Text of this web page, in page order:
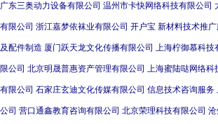
广东三奥动力设备有限公司 温州市卡快网络科技有限公司
有限公司 浙江嘉梦依袜业有限公司 开户宝 新材料技术推
及配件制造 厦门跃天龙文化传播有限公司 上海柠御慕科技
限公司 北京明晟普惠资产管理有限公司 上海蜜陆哒网络科
有限公司 石家庄玄迪文化传媒有限公司 信息技术咨询服务
公司 营口通鑫教育咨询有限公司 北京荣理科技有限公司